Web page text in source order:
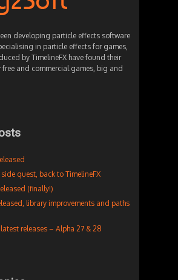
developing particle effects software
in particle effects for games,
by TimelineFX have found their
and commercial games, big and
quest, back to TimelineFX
(finally!)
library improvements and paths
releases – Alpha 27 & 28